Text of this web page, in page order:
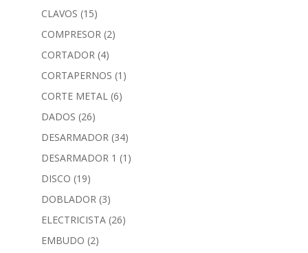
CLAVOS (15)
COMPRESOR (2)
CORTADOR (4)
CORTAPERNOS (1)
CORTE METAL (6)
DADOS (26)
DESARMADOR (34)
DESARMADOR 1 (1)
DISCO (19)
DOBLADOR (3)
ELECTRICISTA (26)
EMBUDO (2)